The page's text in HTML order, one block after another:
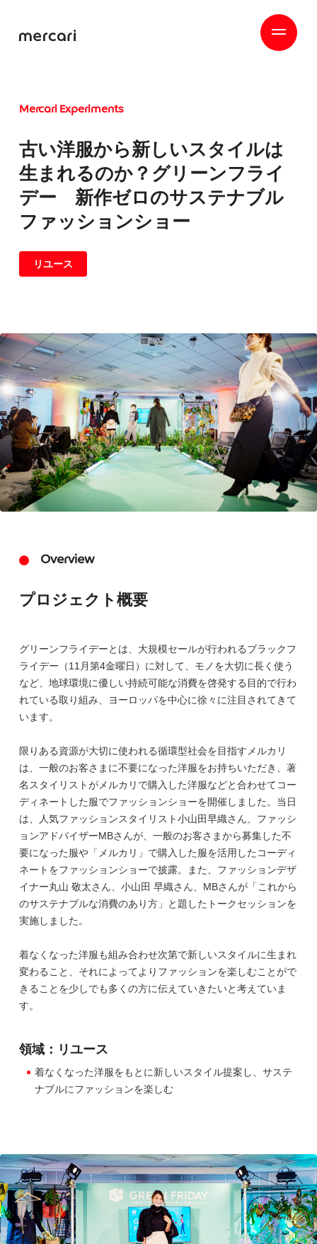
Mercari Experiments
古い洋服から新しいスタイルは
生まれるのか？グリーンフライ
デー 新作ゼロのサステナブル
ファッションショー
リユース
Overview
プロジェクト概要
グリーンフライデーとは、大規模セールが行われるブラックフ
ライデー（11月第4金曜日）に対して、モノを大切に長く使う
など、地球環境に優しい持続可能な消費を啓発する目的で行わ
れている取り組み、ヨーロッパを中心に徐々に注目されてきて
います。
限りある資源が大切に使われる循環型社会を目指すメルカリ
は、一般のお客さまに不要になった洋服をお持ちいただき、著
名スタイリストがメルカリで購入した洋服などと合わせてコー
ディネートした服でファッションショーを開催しました。当日
は、人気ファッションスタイリスト小山田早織さん、ファッシ
ョンアドバイザーMBさんが、一般のお客さまから募集した不
要になった服や「メルカリ」で購入した服を活用したコーディ
ネートをファッションショーで披露。また、ファッションデザ
イナー丸山 敬太さん、小山田 早織さん、MBさんが「これから
のサステナブルな消費のあり方」と題したトークセッションを
実施しました。
着なくなった洋服も組み合わせ次第で新しいスタイルに生まれ
変わること、それによってよりファッションを楽しむことがで
きることを少しでも多くの方に伝えていきたいと考えていま
す。
領域：リユース
着なくなった洋服をもとに新しいスタイル提案し、サステ
ナブルにファッションを楽しむ